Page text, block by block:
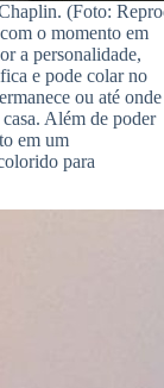
(Foto:
o momento em
a personalidade,
e pode colar no
ou até onde
Além de poder
em um
para